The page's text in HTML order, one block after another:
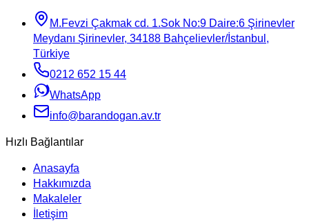
M.Fevzi Çakmak cd. 1.Sok No:9 Daire:6 Şirinevler
Meydanı Şirinevler, 34188 Bahçelievler/İstanbul,
Türkiye
0212 652 15 44
WhatsApp
info@barandogan.av.tr
Hızlı Bağlantılar
Anasayfa
Hakkımızda
Makaleler
İletişim